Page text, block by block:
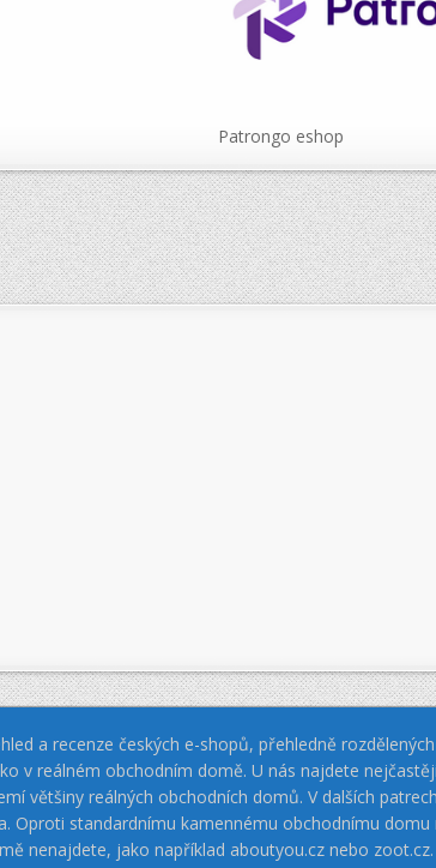
Patrongo eshop
a recenze českých e-shopů, přehledně
v reálném obchodním domě. U nás najdete
většiny reálných obchodních domů. V dalších
Oproti standardnímu kamennému obchodnímu
nenajdete, jako například aboutyou.cz nebo